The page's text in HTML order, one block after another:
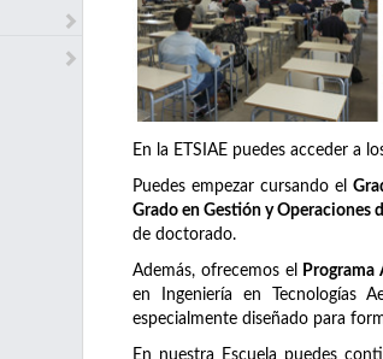
En la ETSIAE puedes acceder a
Puedes empezar cursando el
Grado en Gestión y Operaciones
de doctorado.
Además, ofrecemos el Programa
en Ingeniería en Tecnologías
especialmente diseñado para
En nuestra Escuela puedes